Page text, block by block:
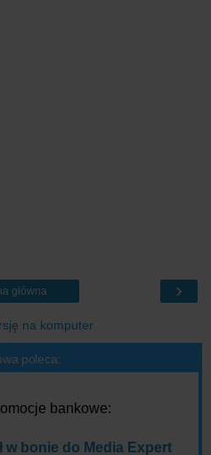
›
główna
na komputer
poleca:
bankowe:
w bonie do Media Expert